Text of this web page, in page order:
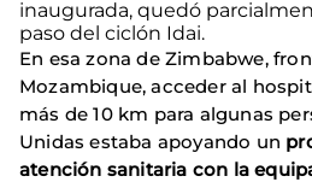
inaugurada, quedó
paso del ciclón Idai.
En esa zona de Zimbabwe,
Mozambique, acceder al
más de 10 km para algunas
Unidas estaba apoyando un
atención sanitaria con la